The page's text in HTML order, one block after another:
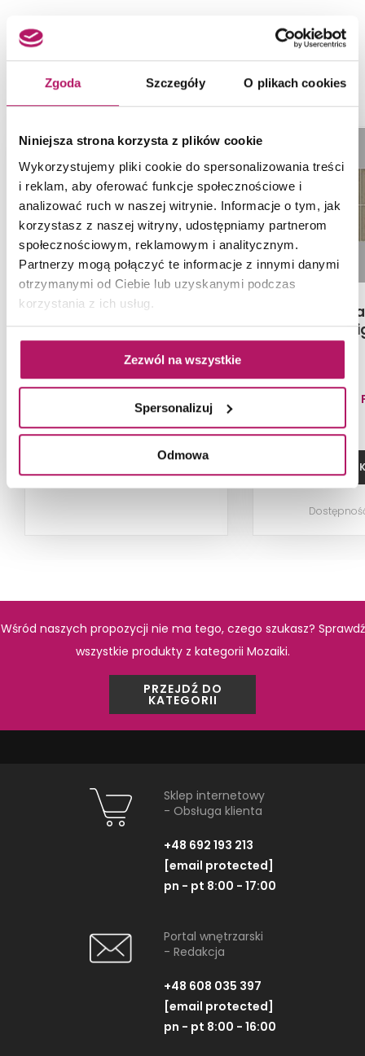
Zgoda Szczegóły O plikach cookies
Niniejsza strona korzysta z plików cookie
Wykorzystujemy pliki cookie do spersonalizowania treści
i reklam, aby oferować funkcje społecznościowe i
analizować ruch w naszej witrynie. Informacje o tym, jak
korzystasz z naszej witryny, udostępniamy partnerom
społecznościowym, reklamowym i analitycznym.
Partnerzy mogą połączyć te informacje z innymi danymi
otrzymanymi od Ciebie lub uzyskanymi podczas
korzystania z ich usług.
Zezwól na wszystkie
Spersonalizuj
Odmowa
PRODUKTY Z KOLEKCJI
Lemon Stone white
mozaika
Mozaika ścienna, 25x29,8 cm
NASZE PROPOZYCJE ZAMIAST
PRODUKTU TUBĄDZIN LARDA 1
Cersanit Diverso Taupe
Mosaic Matt Rect
ND576-060
Mozaika, 29,8x29,8 cm
próbka
Monpelli
10,00
DODAJ DO
Wśród naszych propozycji nie ma tego, czego szukasz? Sprawdź
wszystkie produkty z kategorii Mozaiki.
PRZEJDŹ DO
KATEGORII
Sklep internetowy
- Obsługa klienta
+48 692 193 213
[email protected]
pn - pt 8:00 - 17:00
Portal wnętrzarski
- Redakcja
+48 608 035 397
[email protected]
pn - pt 8:00 - 16:00